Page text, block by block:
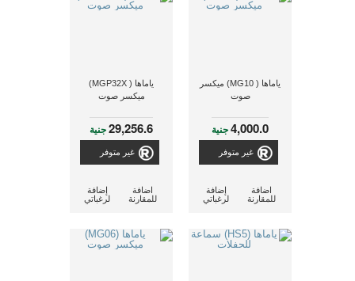
ياماها ( MG10) ميكسر
صوت
4,000.0جنية
غير متوفر
إضافة
لرغباتي
اضافة
للمقارنة
ياماها ( MGP32X)
ميكسر صوت
29,256.6جنية
غير متوفر
إضافة
لرغباتي
اضافة
للمقارنة